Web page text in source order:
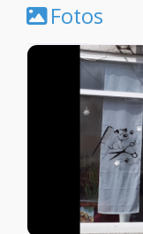
Fotos